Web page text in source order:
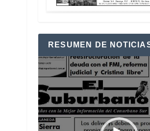
RESUMEN DE
Reproductor
de
vídeo